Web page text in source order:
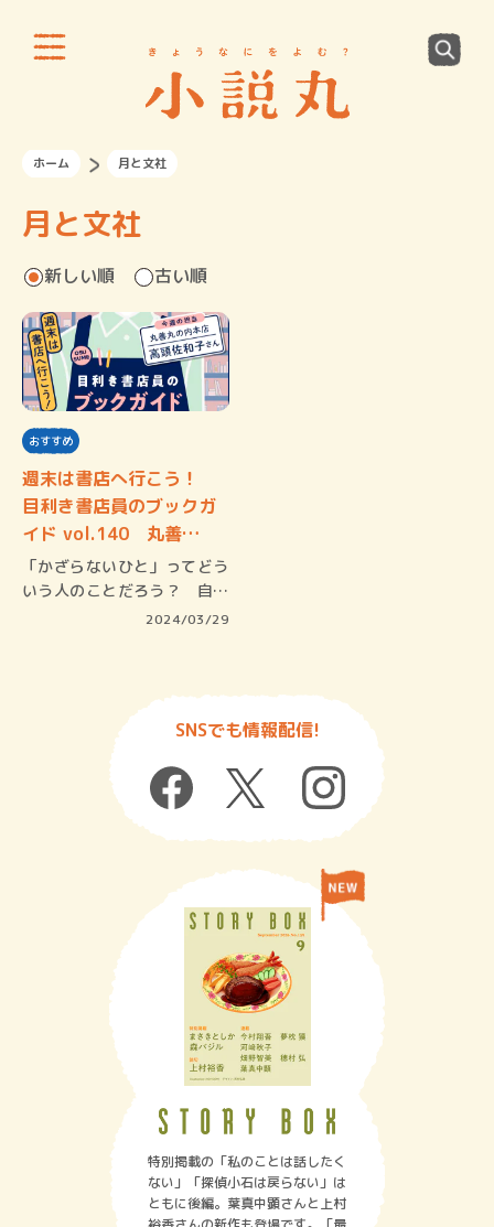
ホーム 月と文社
月と文社
新しい順 古い順
おすすめ
週末は書店へ行こう！
目利き書店員のブックガ
イド vol.140 丸善…
「かざらないひと」ってどう
いう人のことだろう？ 自分
2024/03/29
SNSでも情報配信!
特別掲載の「私のことは話したく
ない」「探偵小石は戻らない」は
ともに後編。葉真中顕さんと上村